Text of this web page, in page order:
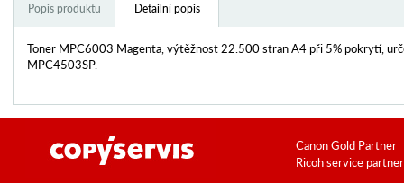
Popis produktu Detailní popis
Toner MPC6003 Magenta, výtěžnost 22.500 stran A4 při 5% pokrytí,
MPC4503SP.
Canon Gold Partner
Ricoh service partner